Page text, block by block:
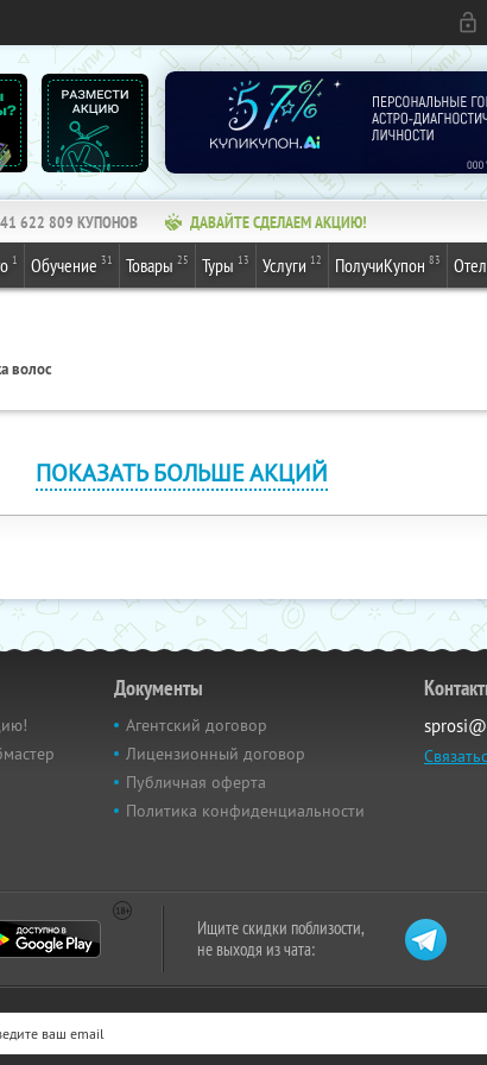
622 809 КУПОНОВ ДАВАЙТЕ СДЕЛАЕМ АКЦИЮ!
1 Обучение 31 Товары 25 Туры 13 Услуги 12 ПолучиКупон 83
волос
ПОКАЗАТЬ БОЛЬШЕ АКЦИЙ
Документы
Агентский договор
Лицензионный договор
Публичная оферта
Политика конфиденциальности
Ищите скидки поблизости,
не выходя из чата: